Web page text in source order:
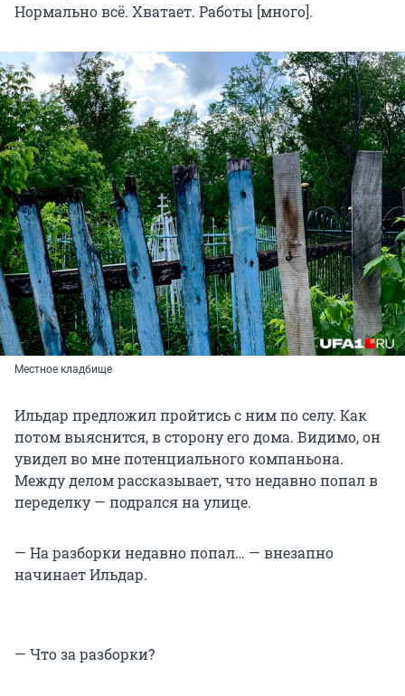
Нормально всё. Хватает. Работы [много].
Местное кладбище
Ильдар предложил пройтись с ним по селу. Как
потом выяснится, в сторону его дома. Видимо, он
увидел во мне потенциального компаньона.
Между делом рассказывает, что недавно попал в
переделку — подрался на улице.
— На разборки недавно попал… — внезапно
начинает Ильдар.
— Что за разборки?